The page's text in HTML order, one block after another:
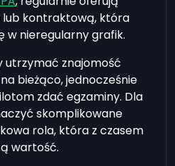
kontraktową, która
w nieregularny grafik.
utrzymać znajomość
bieżąco, jednocześnie
zdać egzaminy. Dla
skomplikowane
rola, która z czasem
wartość.